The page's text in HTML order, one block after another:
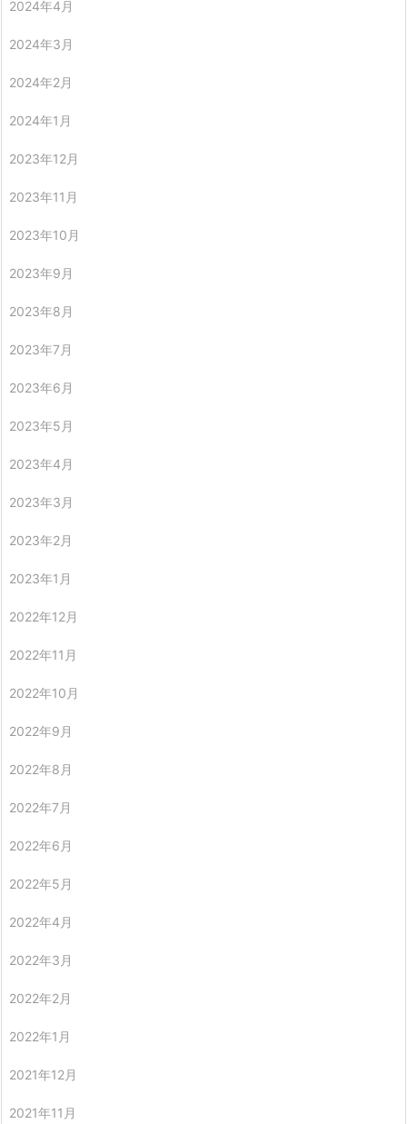
2024年4月
2024年3月
2024年2月
2024年1月
2023年12月
2023年11月
2023年10月
2023年9月
2023年8月
2023年7月
2023年6月
2023年5月
2023年4月
2023年3月
2023年2月
2023年1月
2022年12月
2022年11月
2022年10月
2022年9月
2022年8月
2022年7月
2022年6月
2022年5月
2022年4月
2022年3月
2022年2月
2022年1月
2021年12月
2021年11月